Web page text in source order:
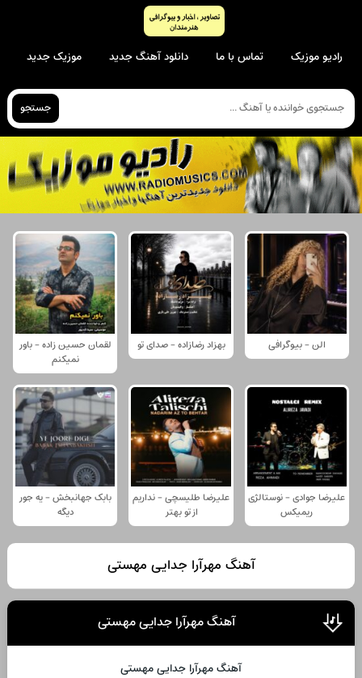
رادیو موزیک تماس با ما دانلود آهنگ جدید موزیک جدید
جستجو
الن - بیوگرافی بهزاد رضازاده - صدای تو
لقمان حسین زاده - باور
نمیکنم
علیرضا جوادی - نوستالژی
ریمیکس
علیرضا طلیسچی - نداریم
از تو بهتر
بابک جهانبخش - یه جور
دیگه
آهنگ مهرآرا جدایی مهستی
آهنگ مهرآرا جدایی مهستی
آهنگ مهرآرا جدایی مهستی